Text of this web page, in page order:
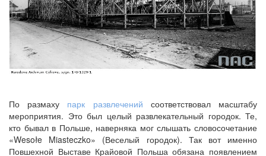
По размаху парк развлечений соответствовал масштабу
мероприятия. Это был целый развлекательный городок. Те,
кто бывал в Польше, наверняка мог слышать словосочетание
«Wesołe Miasteczko» (Веселый городок). Так вот именно
Повшехной Выставе Крайовой Польша обязана появлением